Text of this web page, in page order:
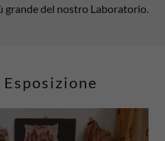
grande del nostro Laboratorio.
Esposizione